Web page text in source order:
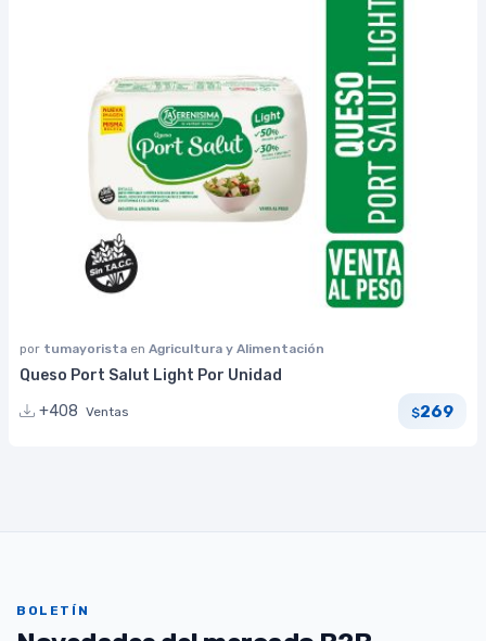
por tumayorista en Agricultura y Alimentación
Queso Port Salut Light Por Unidad
+408 Ventas $269
BOLETÍN